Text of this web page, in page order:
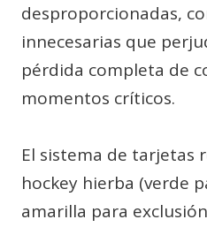
desproporcionadas,
innecesarias que
pérdida completa de
momentos críticos.
El sistema de tarjetas
hockey hierba (verde
amarilla para